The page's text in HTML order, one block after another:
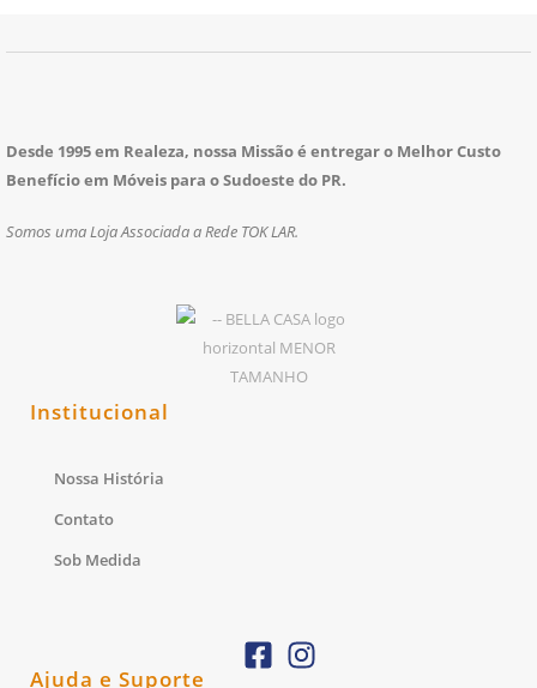
Desde 1995 em Realeza, nossa Missão é entregar o Melhor Custo
Benefício em Móveis para o Sudoeste do PR.
Somos uma Loja Associada a Rede TOK LAR.
Institucional
Nossa História
Contato
Sob Medida
Ajuda e Suporte